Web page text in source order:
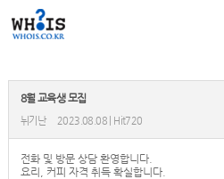
8월 교육생 모집
뉘기난 2023.08.08 | Hit720
전화 및 방문 상담 환영합니다.
요리, 커피 자격 취득 확실합니다.